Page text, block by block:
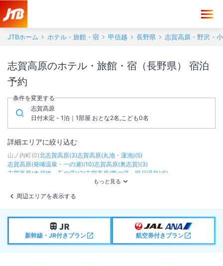
JTBホーム ホテル・旅館・宿 甲信越 長野県 志賀高原・野沢・
志賀高原のホテル・旅館・宿（長野県） 宿泊
予約
条件を変更する
志賀高原
日付未定 - 1泊｜1部屋 おとな2名,こども0名
詳細エリアに絞り込む
山ノ内町(0)北志賀高原(3)志賀高原(丸池・蓮池)(5)
志賀高原(発哺温泉・一の瀬)(10)志賀高原(奥志賀)(3)
志賀高原(木戸池・石の湯)(3)志賀高原(熊の湯・硯川温泉)(5)
周辺エリアを表示する
新幹線・JR付きプラン 航空券付きプラン